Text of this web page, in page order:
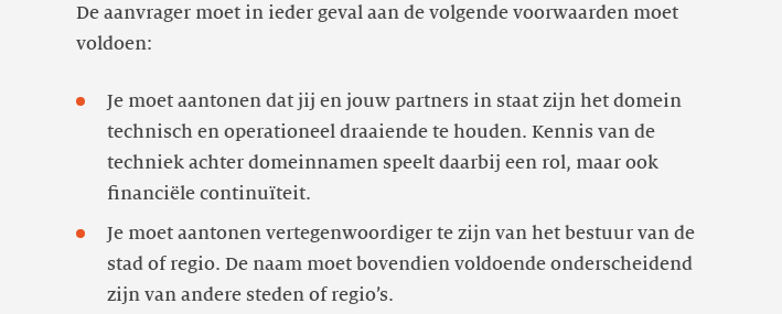
De aanvrager moet in ieder geval aan de volgende voorwaarden moet
voldoen:
Je moet aantonen dat jij en jouw partners in staat zijn het domein
technisch en operationeel draaiende te houden. Kennis van de
techniek achter domeinnamen speelt daarbij een rol, maar ook
Je moet aantonen vertegenwoordiger te zijn van het bestuur van de
stad of regio. De naam moet bovendien voldoende onderscheidend